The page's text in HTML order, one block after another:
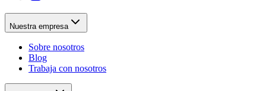
Nuestra empresa
Sobre nosotros
Blog
Trabaja con nosotros